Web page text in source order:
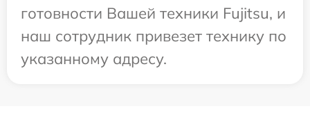
готовности Вашей техники Fujitsu, и
наш сотрудник привезет технику по
указанному адресу.